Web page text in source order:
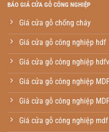
BÁO GIÁ CỬA GỖ CÔNG NGHIỆP
Giá cửa gỗ chống cháy
Giá cửa gỗ công nghiệp hdf
Giá cửa gỗ công nghiệp
Giá cửa gỗ công nghiệp
Giá cửa gỗ công nghiệp
Giá cửa gỗ công nghiệp